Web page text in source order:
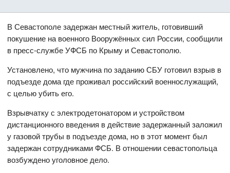
В Севастополе задержан местный житель, готовивший
покушение на военного Вооружённых сил России, сообщили
в пресс-службе УФСБ по Крыму и Севастополю.
Установлено, что мужчина по заданию СБУ готовил взрыв в
подъезде дома где проживал российский военнослужащий,
с целью убить его.
Взрывчатку с электродетонатором и устройством
дистанционного введения в действие задержанный заложил
у газовой трубы в подъезде дома, но в этот момент был
задержан сотрудниками ФСБ. В отношении севастопольца
возбуждено уголовное дело.